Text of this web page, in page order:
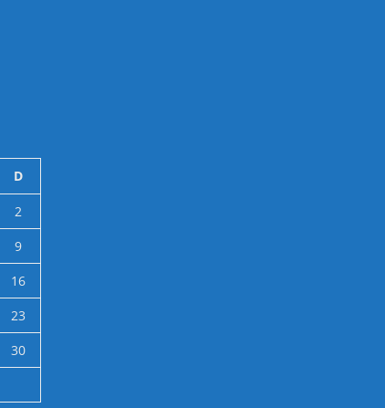
D
2
9
16
23
30